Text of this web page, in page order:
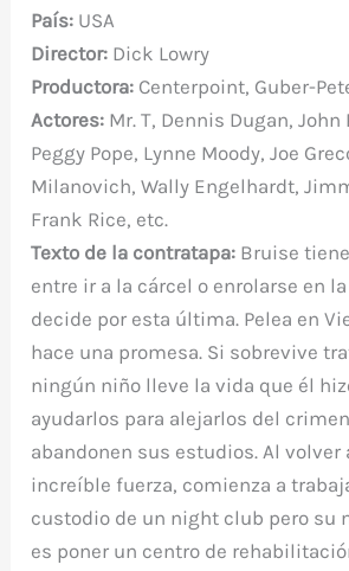
k
País: USA
Director: Dick Lowry
Productora: Centerpoint, Guber-
Actores: Mr. T, Dennis Dugan, John
Peggy Pope, Lynne Moody, Joe
Milanovich, Wally Engelhardt,
Frank Rice, etc.
Texto de la contratapa: Bruise
entre ir a la cárcel o enrolarse en
decide por esta última. Pelea en
hace una promesa. Si sobrevive
ningún niño lleve la vida que él
ayudarlos para alejarlos del
abandonen sus estudios. Al volver
increíble fuerza, comienza a
custodio de un night club pero su
es poner un centro de